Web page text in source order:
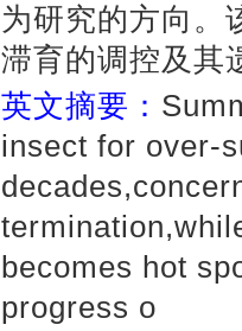
为研究的方向。
滞育的调控及其
英文摘要：
insect for over-
becomes hot
progress o